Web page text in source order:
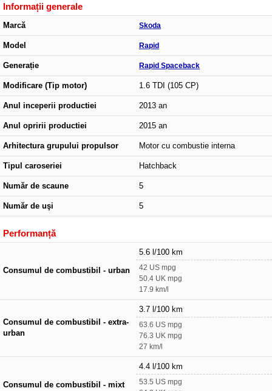
Informații generale
Marcă Skoda
Model Rapid
Generație Rapid Spaceback
Modificare (Tip motor) 1.6 TDI (105 CP)
Anul inceperii productiei 2013 an
Anul opririi productiei 2015 an
Arhitectura grupului propulsor Motor cu combustie interna
Tipul caroseriei Hatchback
Număr de scaune 5
Număr de uşi 5
Performanță
Consumul de combustibil - urban
5.6 l/100 km
42 US mpg
50.4 UK mpg
17.9 km/l
Consumul de combustibil - extra-
urban
3.7 l/100 km
63.6 US mpg
76.3 UK mpg
27 km/l
Consumul de combustibil - mixt
4.4 l/100 km
53.5 US mpg